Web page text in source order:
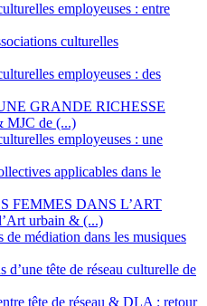
employeuses : entre
culturelles
employeuses : des
GRANDE RICHESSE
MJC de (...)
employeuses : une
applicables dans le
FEMMES DANS L’ART
urbain & (...)
médiation dans les musiques
tête de réseau culturelle de
tête de réseau & DLA : retour